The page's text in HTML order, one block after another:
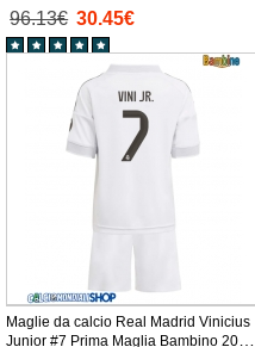
Bambino 2025-26 Manica Corta +
Pantaloni corti)
96.13€ 30.45€
Maglie da calcio Real Madrid Vinicius
Junior #7 Prima Maglia Bambino 2025-